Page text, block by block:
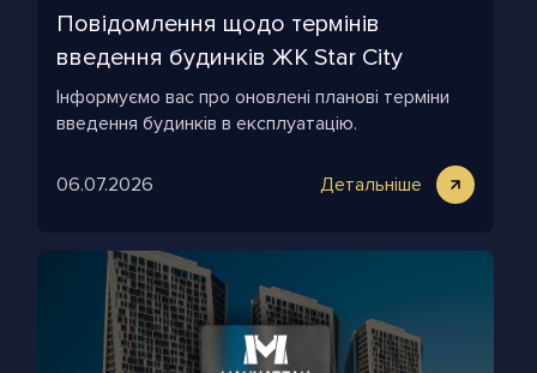
Повідомлення щодо термінів
введення будинків ЖК Star City
Інформуємо вас про оновлені планові терміни
введення будинків в експлуатацію.
06.07.2026 Детальніше